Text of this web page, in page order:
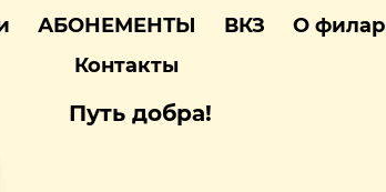
АБОНЕМЕНТЫ ВКЗ О
Контакты
Путь добра!